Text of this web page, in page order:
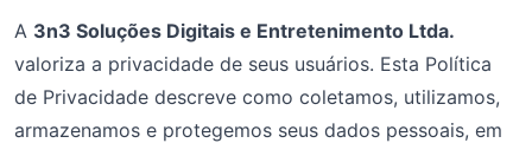
A 3n3 Soluções Digitais e Entretenimento Ltda.
valoriza a privacidade de seus usuários. Esta Política
de Privacidade descreve como coletamos, utilizamos,
armazenamos e protegemos seus dados pessoais, em